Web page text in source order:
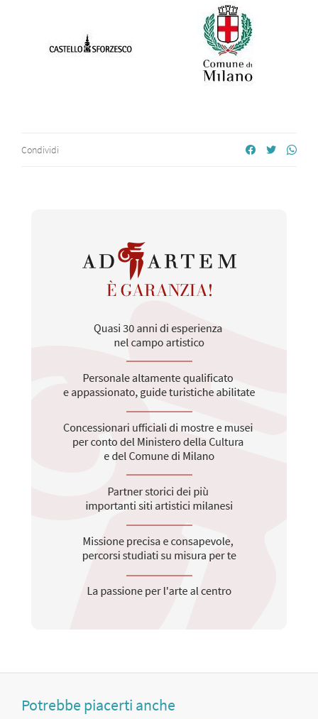
Condividi
Potrebbe piacerti anche